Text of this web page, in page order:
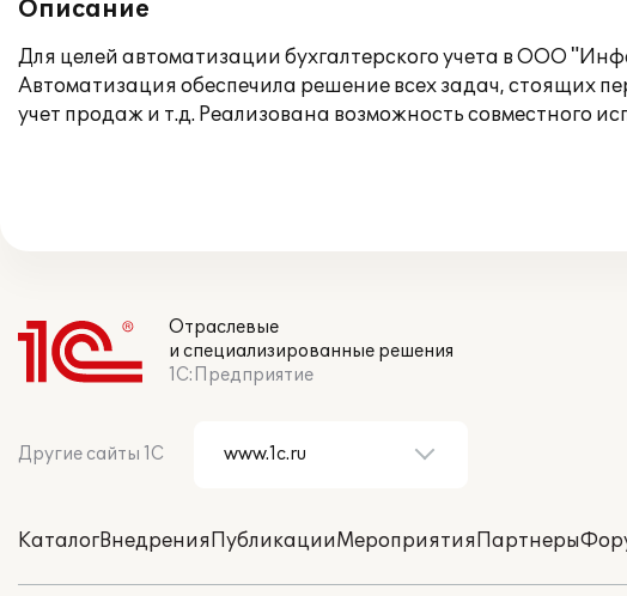
Описание
Для целей автоматизации бухгалтерского учета в ООО
Автоматизация обеспечила решение всех задач, стоящих
учет продаж и т.д. Реализована возможность совместного
Отраслевые
и специализированные решения
1С:Предприятие
Другие сайты 1С
КаталогВнедренияПубликацииМероприятияПартнеры